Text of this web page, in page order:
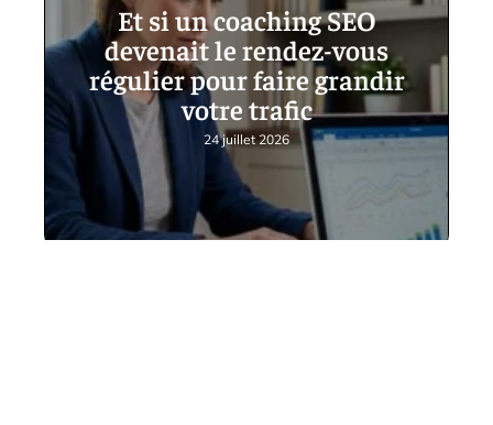
Et si un coaching SEO
devenait le rendez-vous
régulier pour faire grandir
votre trafic
24 juillet 2026